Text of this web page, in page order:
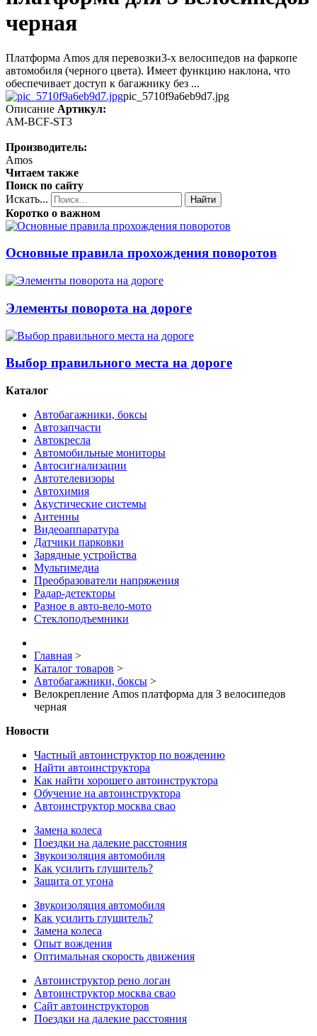
черная
Платформа Amos для перевозки3-х велосипедов на фаркопе
автомобиля (черного цвета). Имеет функцию наклона, что
обеспечивает доступ к багажнику без ...
pic_5710f9a6eb9d7.jpg
Описание Артикул:
AM-BCF-ST3
Производитель:
Amos
Читаем также
Поиск по сайту
Искать...
Найти
Коротко о важном
Основные правила прохождения поворотов
Элементы поворота на дороге
Выбор правильного места на дороге
Каталог
Автобагажники, боксы
Автозапчасти
Автокресла
Автомобильные мониторы
Автосигнализации
Автотелевизоры
Автохимия
Акустические системы
Антенны
Видеоаппаратура
Датчики парковки
Зарядные устройства
Мультимедиа
Преобразователи напряжения
Радар-детекторы
Разное в авто-вело-мото
Стеклоподъемники
Главная >
Каталог товаров >
Автобагажники, боксы >
Велокрепление Amos платформа для 3 велосипедов
черная
Новости
Частный автоинструктор по вождению
Найти автоинструктора
Как найти хорошего автоинструктора
Обучение на автоинструктора
Автоинструктор москва свао
Замена колеса
Поездки на далекие расстояния
Звукоизоляция автомобиля
Как усилить глушитель?
Защита от угона
Звукоизоляция автомобиля
Как усилить глушитель?
Замена колеса
Опыт вождения
Оптимальная скорость движения
Автоинструктор рено логан
Автоинструктор москва свао
Сайт автоинструкторов
Поездки на далекие расстояния